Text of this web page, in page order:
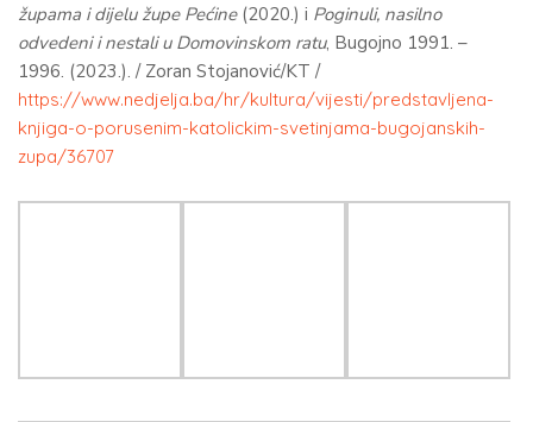
župama i dijelu župe Pećine(2020.) i Poginuli, nasilno
odvedeni i nestali u Domovinskom ratu, Bugojno 1991. –
1996. (2023.). / Zoran Stojanović/KT /
https://www.nedjelja.ba/hr/kultura/vijesti/predstavljena-
knjiga-o-porusenim-katolickim-svetinjama-bugojanskih-
zupa/36707